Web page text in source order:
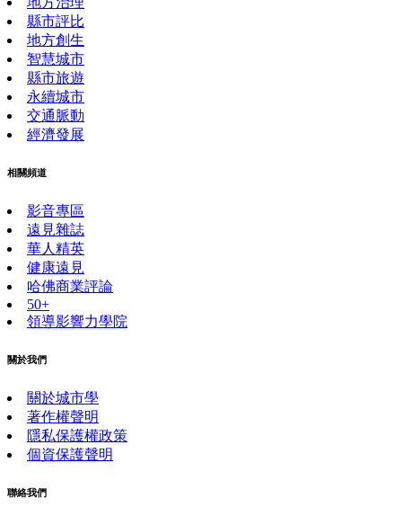
縣市評比
地方創生
智慧城市
縣市旅遊
永續城市
交通脈動
經濟發展
相關頻道
影音專區
遠見雜誌
華人精英
健康遠見
哈佛商業評論
50+
領導影響力學院
關於我們
關於城市學
著作權聲明
隱私保護權政策
個資保護聲明
聯絡我們